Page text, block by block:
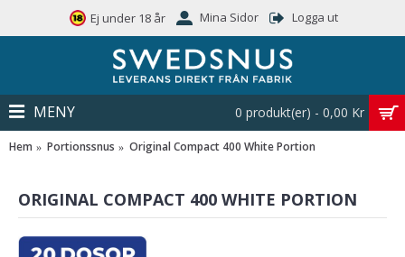
Ej under 18 år Mina Sidor Logga ut
0 produkt(er) - 0,00 Kr
MENY
Hem Portionssnus Original Compact 400 White Portion
ORIGINAL COMPACT 400 WHITE PORTION